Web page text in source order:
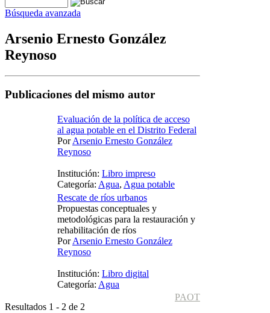
Búsqueda avanzada
Arsenio Ernesto González
Reynoso
Publicaciones del mismo autor
Evaluación de la política de acceso
al agua potable en el Distrito Federal
PorArsenio Ernesto González
Reynoso
Institución: Libro impreso
Categoría: Agua, Agua potable
Rescate de ríos urbanos
Propuestas conceptuales y
metodológicas para la restauración y
rehabilitación de ríos
PorArsenio Ernesto González
Reynoso
Institución: Libro digital
Categoría: Agua
PAOT
Resultados 1 - 2 de 2